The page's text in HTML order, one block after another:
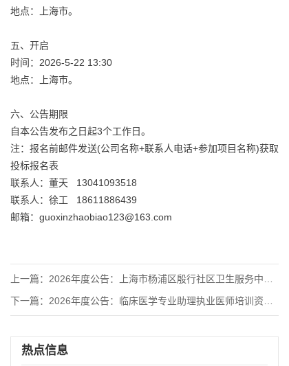
地点：上海市。
五、开启
时间：2026-5-22 13:30
地点：上海市。
六、公告期限
自本公告发布之日起3个工作日。
注：报名前邮件发送(公司名称+联系人电话+参加项目名称)获取
投标报名表
联系人：董天 13041093518
联系人：徐工 18611886439
邮箱：guoxinzhaobiao123@163.com
上一篇： 2026年度公告：上海市杨浦区殷行社区卫生服务中心大型设备经
下一篇： 2026年度公告：临床医学专业助理执业医师培训资质准入项目竞
热点信息